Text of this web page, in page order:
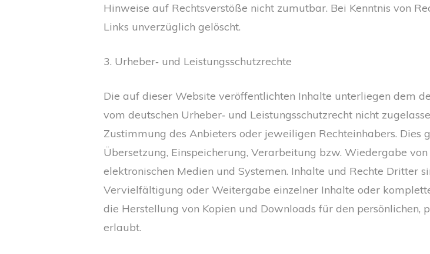
Hinweise auf Rechtsverstöße nicht zumutbar. Bei Kenntnis von
Links unverzüglich gelöscht.
3. Urheber‑ und Leistungsschutzrechte
Die auf dieser Website veröffentlichten Inhalte unterliegen dem
vom deutschen Urheber‑ und Leistungsschutzrecht nicht
Zustimmung des Anbieters oder jeweiligen Rechteinhabers.
Übersetzung, Einspeicherung, Verarbeitung bzw. Wiedergabe
elektronischen Medien und Systemen. Inhalte und Rechte Dritter
Vervielfältigung oder Weitergabe einzelner Inhalte oder
die Herstellung von Kopien und Downloads für den
erlaubt.